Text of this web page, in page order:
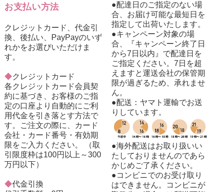
お支払い方法
クレジットカード、代金引
換、後払い、PayPayのいず
れかをお選びいただけま
す。
◆クレジットカード
各クレジットカード会員契
約に基づき、お客様のご指
定の口座より自動的にご利
用代金を引き落とす方法で
す。ご注文の際に、カード
会社・カード番号・有効期
限をご入力ください。 （取
引限度枠は100円以上～300
万円以下）
◆代金引換
●配達日のご指定のない場
合、お届け可能な最短日を
指定して出荷いたします。
●キャンペーン対象の場
合、『キャンペーン終了日
から7日以内』で配達日を
ご指定ください。7日を超
えますと運送会社の保管期
限が過ぎるため、承れませ
ん。
●配送：ヤマト運輸でお送
りしています。
●海外配送はお取り扱いい
たしておりませんのであら
かじめご了承ください。
●コンビニでのお受け取り
はできません。コンビニが